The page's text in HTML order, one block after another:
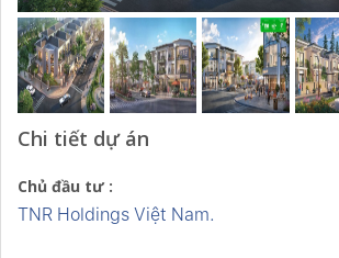
Chi tiết dự án
Chủ đầu tư :
TNR Holdings Việt Nam.